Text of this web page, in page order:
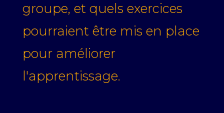
groupe, et quels exercices
pourraient être mis en place
pour améliorer
l'apprentissage.